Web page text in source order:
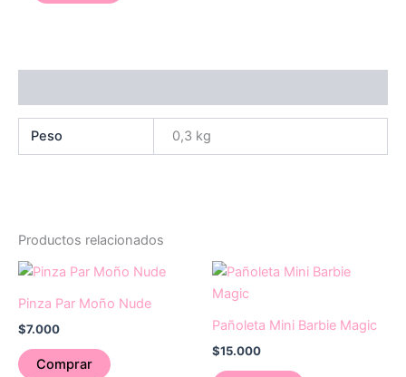
Peso 0,3 kg
Productos relacionados
Pinza Par Moño Nude
$7.000
Comprar
Pañoleta Mini Barbie Magic
$15.000